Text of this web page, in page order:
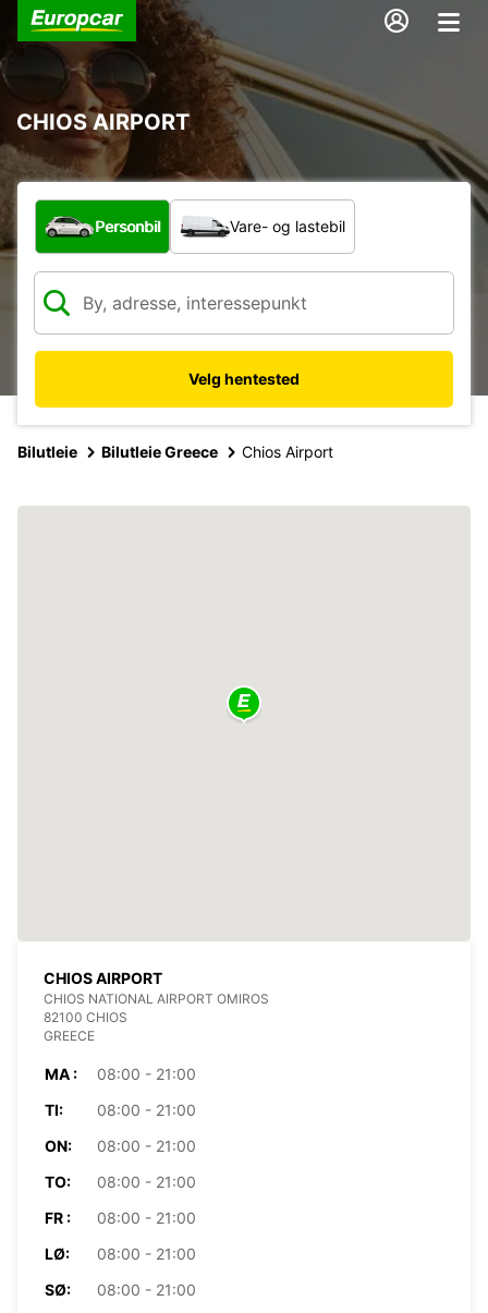
CHIOS AIRPORT
Hvilken type bil?
Personbil Vare- og lastebil
Velg hentested
Bilutleie Bilutleie Greece Chios Airport
CHIOS AIRPORT
CHIOS NATIONAL AIRPORT OMIROS
82100 CHIOS
GREECE
MA :
08:00 - 21:00
TI:
08:00 - 21:00
ON:
08:00 - 21:00
TO:
08:00 - 21:00
FR :
08:00 - 21:00
LØ:
08:00 - 21:00
SØ:
08:00 - 21:00